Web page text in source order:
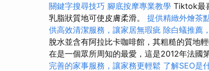
關鍵字搜尋技巧 腳底按摩專業教學 Tiktok最
乳脂狀質地可使皮膚柔滑。 提供精緻外燴茶
供高效清潔服務，讓家居無瑕疵 除白蟻推薦
脫水並含有阿拉比卡咖啡館，其粗糙的質地
在是一個眾所周知的最愛，這是2012年法國
完善的家事服務，讓家務更輕鬆 了解SEO是